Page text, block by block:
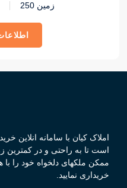
زمین 250
املاک کیان با سامانه انلاین
است تا به راحتی و در کمترین
ممکن ملکهای دلخواه خود را با
خریداری نمایید.